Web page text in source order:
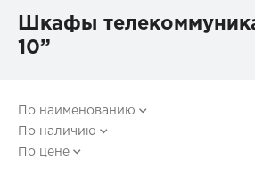
Шкафы
10”
По наименованию
По наличию
По цене